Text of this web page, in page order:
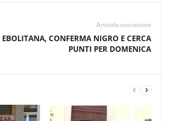
Articolo successivo
EBOLITANA, CONFERMA NIGRO E CERCA
PUNTI PER DOMENICA